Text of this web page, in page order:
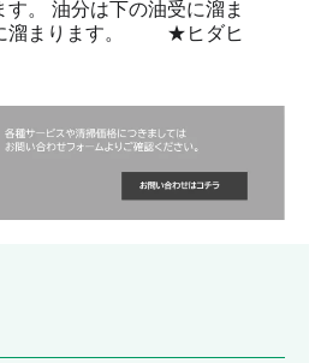
。 油分は下の油受に溜ま
に溜まります。 ★ヒダヒ